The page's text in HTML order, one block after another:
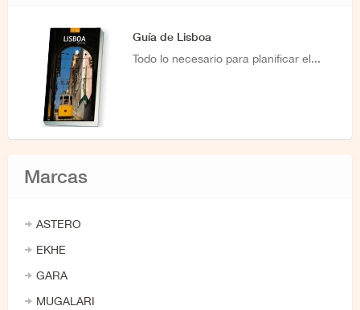
Guía de Lisboa
Todo lo necesario para planificar el...
Marcas
ASTERO
EKHE
GARA
MUGALARI